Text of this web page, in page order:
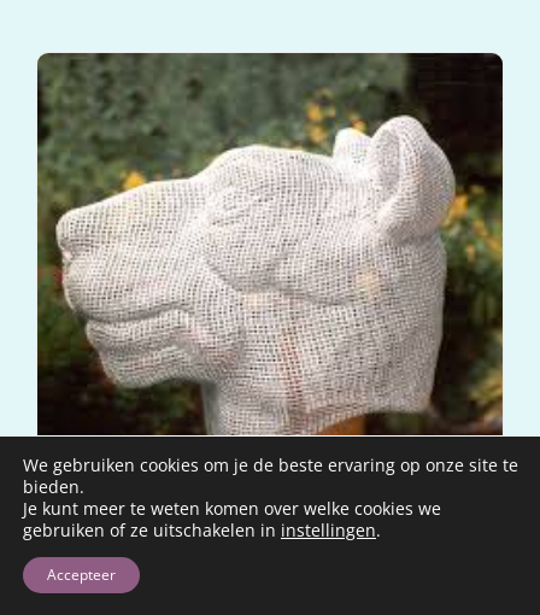
Varaform – tijd om de eindeloze mogelijkheden te
ontdekken
We gebruiken cookies om je de beste ervaring op onze site te
bieden.
Je kunt meer te weten komen over welke cookies we
gebruiken of ze uitschakelen in instellingen.
Accepteer